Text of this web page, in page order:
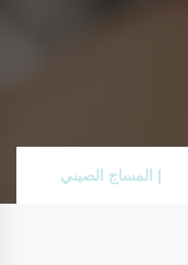
المساج الصيني